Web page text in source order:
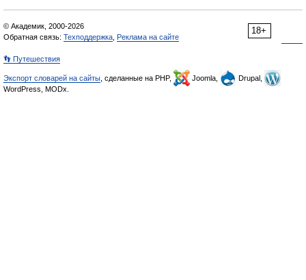
18+
© Академик, 2000-2026
Обратная связь: Техподдержка Реклама на сайте
👣 Путешествия
Экспорт словарей на сайты , сделанные на PHP, Joomla,
Drupal,
WordPress, MODx.